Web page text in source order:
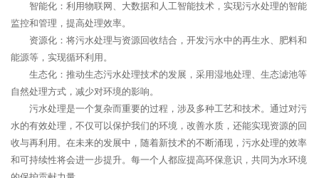
智能化：利用物联网、大数据和人工智能技术，实现污水处理的智能
监控和管理，提高处理效率。
资源化：将污水处理与资源回收结合，开发污水中的再生水、肥料和
能源等，实现循环利用。
生态化：推动生态污水处理技术的发展，采用湿地处理、生态滤池等
自然处理方式，减少对环境的影响。
污水处理是一个复杂而重要的过程，涉及多种工艺和技术。通过对污
水的有效处理，不仅可以保护我们的环境，改善水质，还能实现资源的回
收与再利用。在未来的发展中，随着新技术的不断涌现，污水处理的效率
和可持续性将会进一步提升。每一个人都应提高环保意识，共同为水环境